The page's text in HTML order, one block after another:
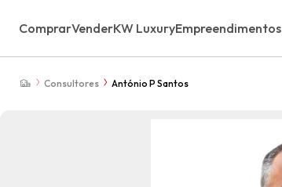
ComprarVenderKW LuxuryEmpreendimentos
Consultores António P Santos